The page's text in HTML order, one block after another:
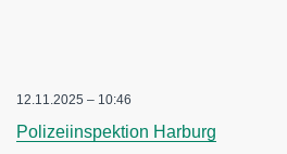
12.11.2025 – 10:46
Polizeiinspektion Harburg